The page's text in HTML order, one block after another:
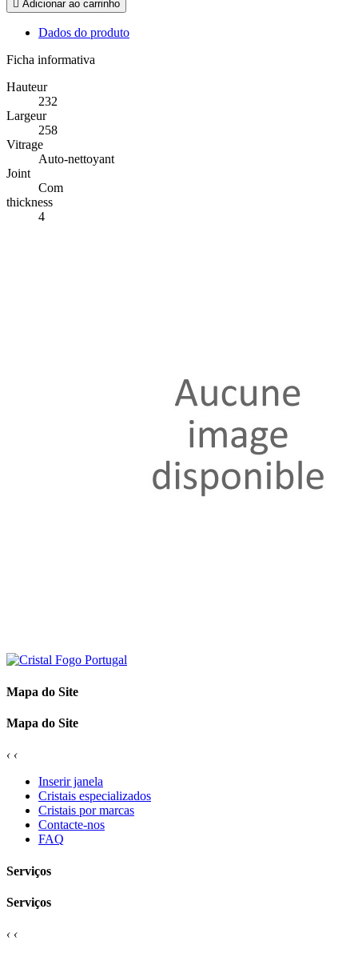
 Adicionar ao carrinho
Dados do produto
Ficha informativa
Hauteur
232
Largeur
258
Vitrage
Auto-nettoyant
Joint
Com
thickness
4
Mapa do Site
Mapa do Site
‹ ‹
Inserir janela
Cristais especializados
Cristais por marcas
Contacte-nos
FAQ
Serviços
Serviços
‹ ‹